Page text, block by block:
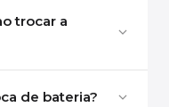
trocar a
de bateria?